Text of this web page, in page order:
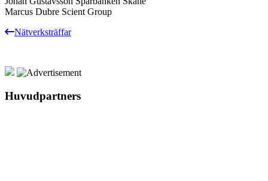
Marcus Dubre Scient Group
Nätverksträffar
Huvudpartners